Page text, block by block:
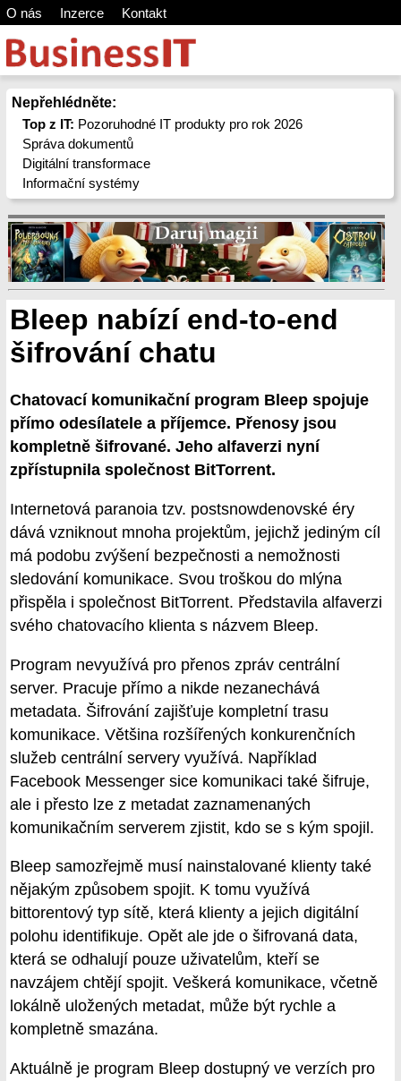
O nás Inzerce Kontakt
Nepřehlédněte:
Top z IT: Pozoruhodné IT produkty pro rok 2026
Správa dokumentů
Digitální transformace
Informační systémy
Bleep nabízí end-to-end
šifrování chatu
Chatovací komunikační program Bleep spojuje
přímo odesílatele a příjemce. Přenosy jsou
kompletně šifrované. Jeho alfaverzi nyní
zpřístupnila společnost BitTorrent.
Internetová paranoia tzv. postsnowdenovské éry
dává vzniknout mnoha projektům, jejichž jediným cíl
má podobu zvýšení bezpečnosti a nemožnosti
sledování komunikace. Svou troškou do mlýna
přispěla i společnost BitTorrent. Představila alfaverzi
svého chatovacího klienta s názvem Bleep.
Program nevyužívá pro přenos zpráv centrální
server. Pracuje přímo a nikde nezanechává
metadata. Šifrování zajišťuje kompletní trasu
komunikace. Většina rozšířených konkurenčních
služeb centrální servery využívá. Například
Facebook Messenger sice komunikaci také šifruje,
ale i přesto lze z metadat zaznamenaných
komunikačním serverem zjistit, kdo se s kým spojil.
Bleep samozřejmě musí nainstalované klienty také
nějakým způsobem spojit. K tomu využívá
bittorentový typ sítě, která klienty a jejich digitální
polohu identifikuje. Opět ale jde o šifrovaná data,
která se odhalují pouze uživatelům, kteří se
navzájem chtějí spojit. Veškerá komunikace, včetně
lokálně uložených metadat, může být rychle a
kompletně smazána.
Aktuálně je program Bleep dostupný ve verzích pro